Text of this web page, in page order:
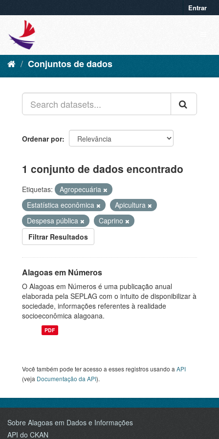
Entrar
Conjuntos de dados
Ordenar por
1 conjunto de dados encontrado
Etiquetas:
Agropecuária
Estatística econômica
Apicultura
Despesa pública
Caprino
Filtrar Resultados
Alagoas em Números
O Alagoas em Números é uma publicação anual
elaborada pela SEPLAG com o intuito de disponibilizar à
sociedade, informações referentes à realidade
socioeconômica alagoana.
PDF
Você também pode ter acesso a esses registros usando a API
(veja Documentação da API).
Sobre Alagoas em Dados e Informações
API do CKAN